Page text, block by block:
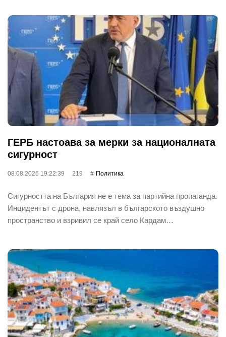
ГЕРБ настоава за мерки за националната
сигурност
08.08.2026 19:22:39 219 Политика
Сигурността на България не е тема за партийна пропаганда.
Инцидентът с дрона, навлязъл в българското въздушно
пространство и взривил се край село Кардам…